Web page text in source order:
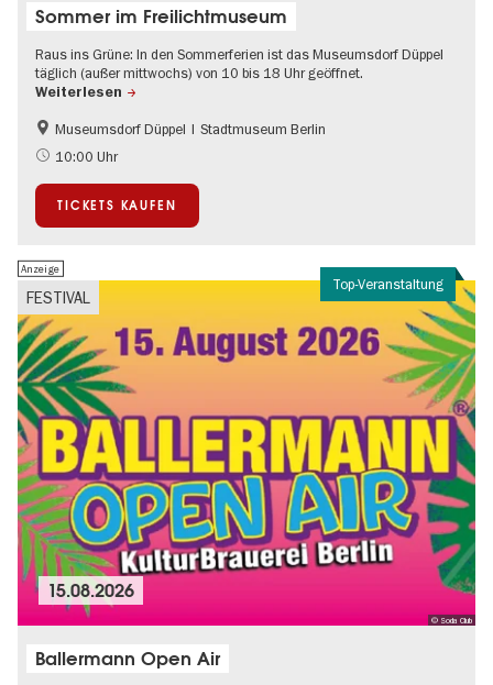
Sommer im Freilichtmuseum
Raus ins Grüne: In den Sommerferien ist das Museumsdorf Düppel
täglich (außer mittwochs) von 10 bis 18 Uhr geöffnet.
Weiterlesen
Geschichte
Kinder
Teenager
Museumsdorf Düppel | Stadtmuseum Berlin
10:00 Uhr
TICKETS KAUFEN
Top-Veranstaltung
FESTIVAL
Anzeige
© Soda Club
15.08.2026
Ballermann Open Air